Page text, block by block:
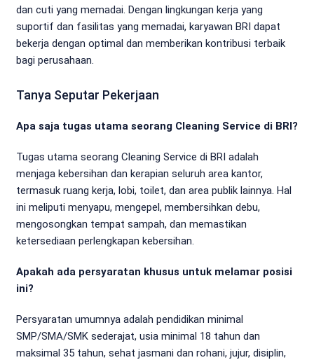
dan cuti yang memadai. Dengan lingkungan kerja yang
suportif dan fasilitas yang memadai, karyawan BRI dapat
bekerja dengan optimal dan memberikan kontribusi terbaik
bagi perusahaan.
Tanya Seputar Pekerjaan
Apa saja tugas utama seorang Cleaning Service di BRI?
Tugas utama seorang Cleaning Service di BRI adalah
menjaga kebersihan dan kerapian seluruh area kantor,
termasuk ruang kerja, lobi, toilet, dan area publik lainnya. Hal
ini meliputi menyapu, mengepel, membersihkan debu,
mengosongkan tempat sampah, dan memastikan
ketersediaan perlengkapan kebersihan.
Apakah ada persyaratan khusus untuk melamar posisi
ini?
Persyaratan umumnya adalah pendidikan minimal
SMP/SMA/SMK sederajat, usia minimal 18 tahun dan
maksimal 35 tahun, sehat jasmani dan rohani, jujur, disiplin,